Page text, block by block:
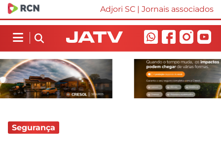
Adjori SC | Jornais associados
Segurança